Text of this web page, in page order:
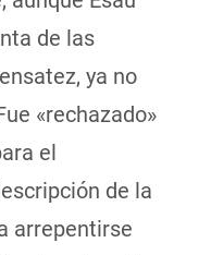
de las
ya no
«rechazado»
el
de la
arrepentirse